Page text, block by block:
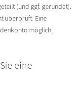
(und ggf. gerundet).
überprüft. Eine
möglich.
eine